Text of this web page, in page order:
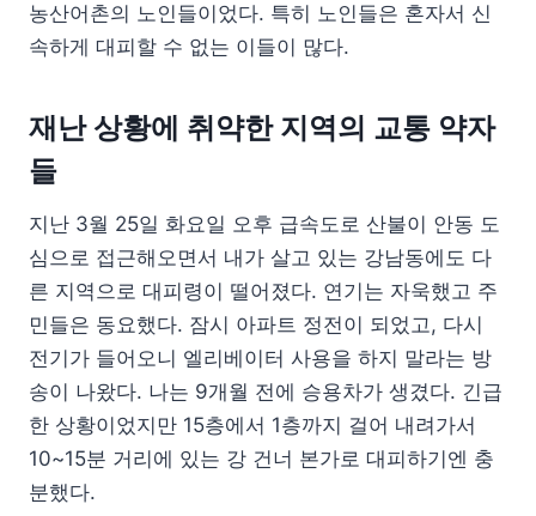
농산어촌의 노인들이었다. 특히 노인들은 혼자서 신
속하게 대피할 수 없는 이들이 많다.
재난 상황에 취약한 지역의 교통 약자
들
지난 3월 25일 화요일 오후 급속도로 산불이 안동 도
심으로 접근해오면서 내가 살고 있는 강남동에도 다
른 지역으로 대피령이 떨어졌다. 연기는 자욱했고 주
민들은 동요했다. 잠시 아파트 정전이 되었고, 다시
전기가 들어오니 엘리베이터 사용을 하지 말라는 방
송이 나왔다. 나는 9개월 전에 승용차가 생겼다. 긴급
한 상황이었지만 15층에서 1층까지 걸어 내려가서
10~15분 거리에 있는 강 건너 본가로 대피하기엔 충
분했다.